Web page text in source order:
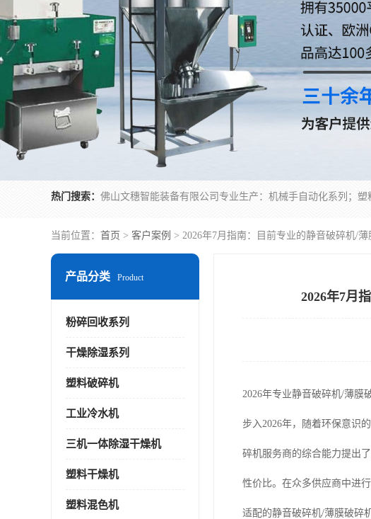
热门搜索：
当前位置： 首页 > 客户案例 > 2026年7月指南：目前专业的静音破碎机/
产品分类 Product
粉碎回收系列
干燥除湿系列
塑料破碎机
工业冷水机
三机一体除湿干燥机
塑料干燥机
塑料混色机
2026年7月
2026年专业静音破碎机/薄膜
步入2026年，随着环保意识
碎机服务商的综合能力提出
性价比。在众多供应商中进
适配的静音破碎机/薄膜破碎